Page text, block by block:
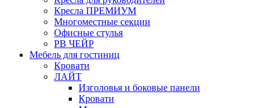
Кресла ПРЕМИУМ
Многоместные секции
Офисные стулья
РВ ЧЕЙР
Мебель для гостиниц
Кровати
ЛАЙТ
Изголовья и боковые панели
Кровати